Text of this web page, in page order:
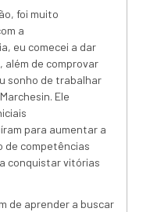
, foi muito
a
eu comecei a dar
além de comprovar
sonho de trabalhar
Ele
para aumentar a
de competências
conquistar vitórias
de aprender a buscar